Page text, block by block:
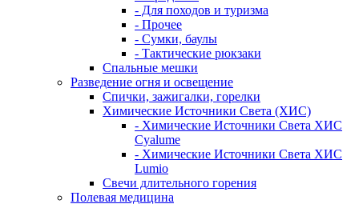
- Для походов и туризма
- Прочее
- Сумки, баулы
- Тактические рюкзаки
Спальные мешки
Разведение огня и освещение
Спички, зажигалки, горелки
Химические Источники Света (ХИС)
- Химические Источники Света ХИС
Cyalume
- Химические Источники Света ХИС
Lumio
Свечи длительного горения
Полевая медицина